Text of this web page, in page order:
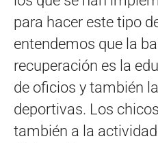
para hacer este tipo
entendemos que la
recuperación es la
de oficios y también
deportivas. Los
también a la